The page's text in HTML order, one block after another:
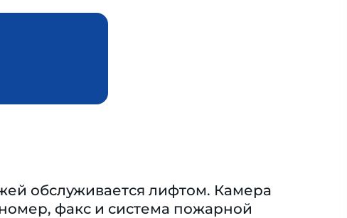
обслуживается лифтом. Камера
факс и система пожарной